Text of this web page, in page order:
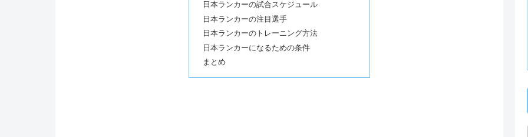
日本ランカーの試合スケジュール
日本ランカーの注目選手
日本ランカーのトレーニング方法
日本ランカーになるための条件
まとめ